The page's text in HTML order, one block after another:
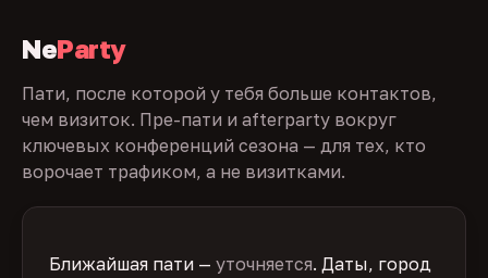
NeParty
Пати, после которой у тебя больше контактов,
чем визиток. Пре-пати и afterparty вокруг
ключевых конференций сезона — для тех, кто
ворочает трафиком, а не визитками.
Ближайшая пати — уточняется. Даты, город